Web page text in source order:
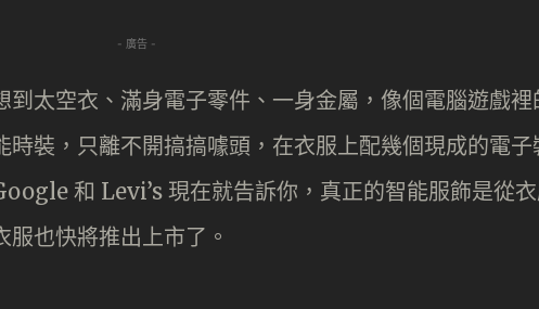
- 廣告 -
太空衣、滿身電子零件、一身金屬，像個電腦遊戲裡
裝，只離不開搞搞噱頭，在衣服上配幾個現成的電子
和 Levi’s 現在就告訴你，真正的智能服飾是從
也快將推出上市了。